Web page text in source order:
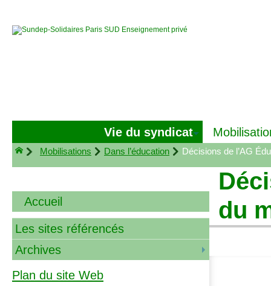
Vie du syndicat
Mobilisations Dans l’éducation Décisions de l’AG
du
Accueil
Les sites référencés
Archives
Plan du site Web